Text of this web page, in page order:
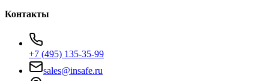
Контакты
+7 (495) 135-35-99
sales@insafe.ru